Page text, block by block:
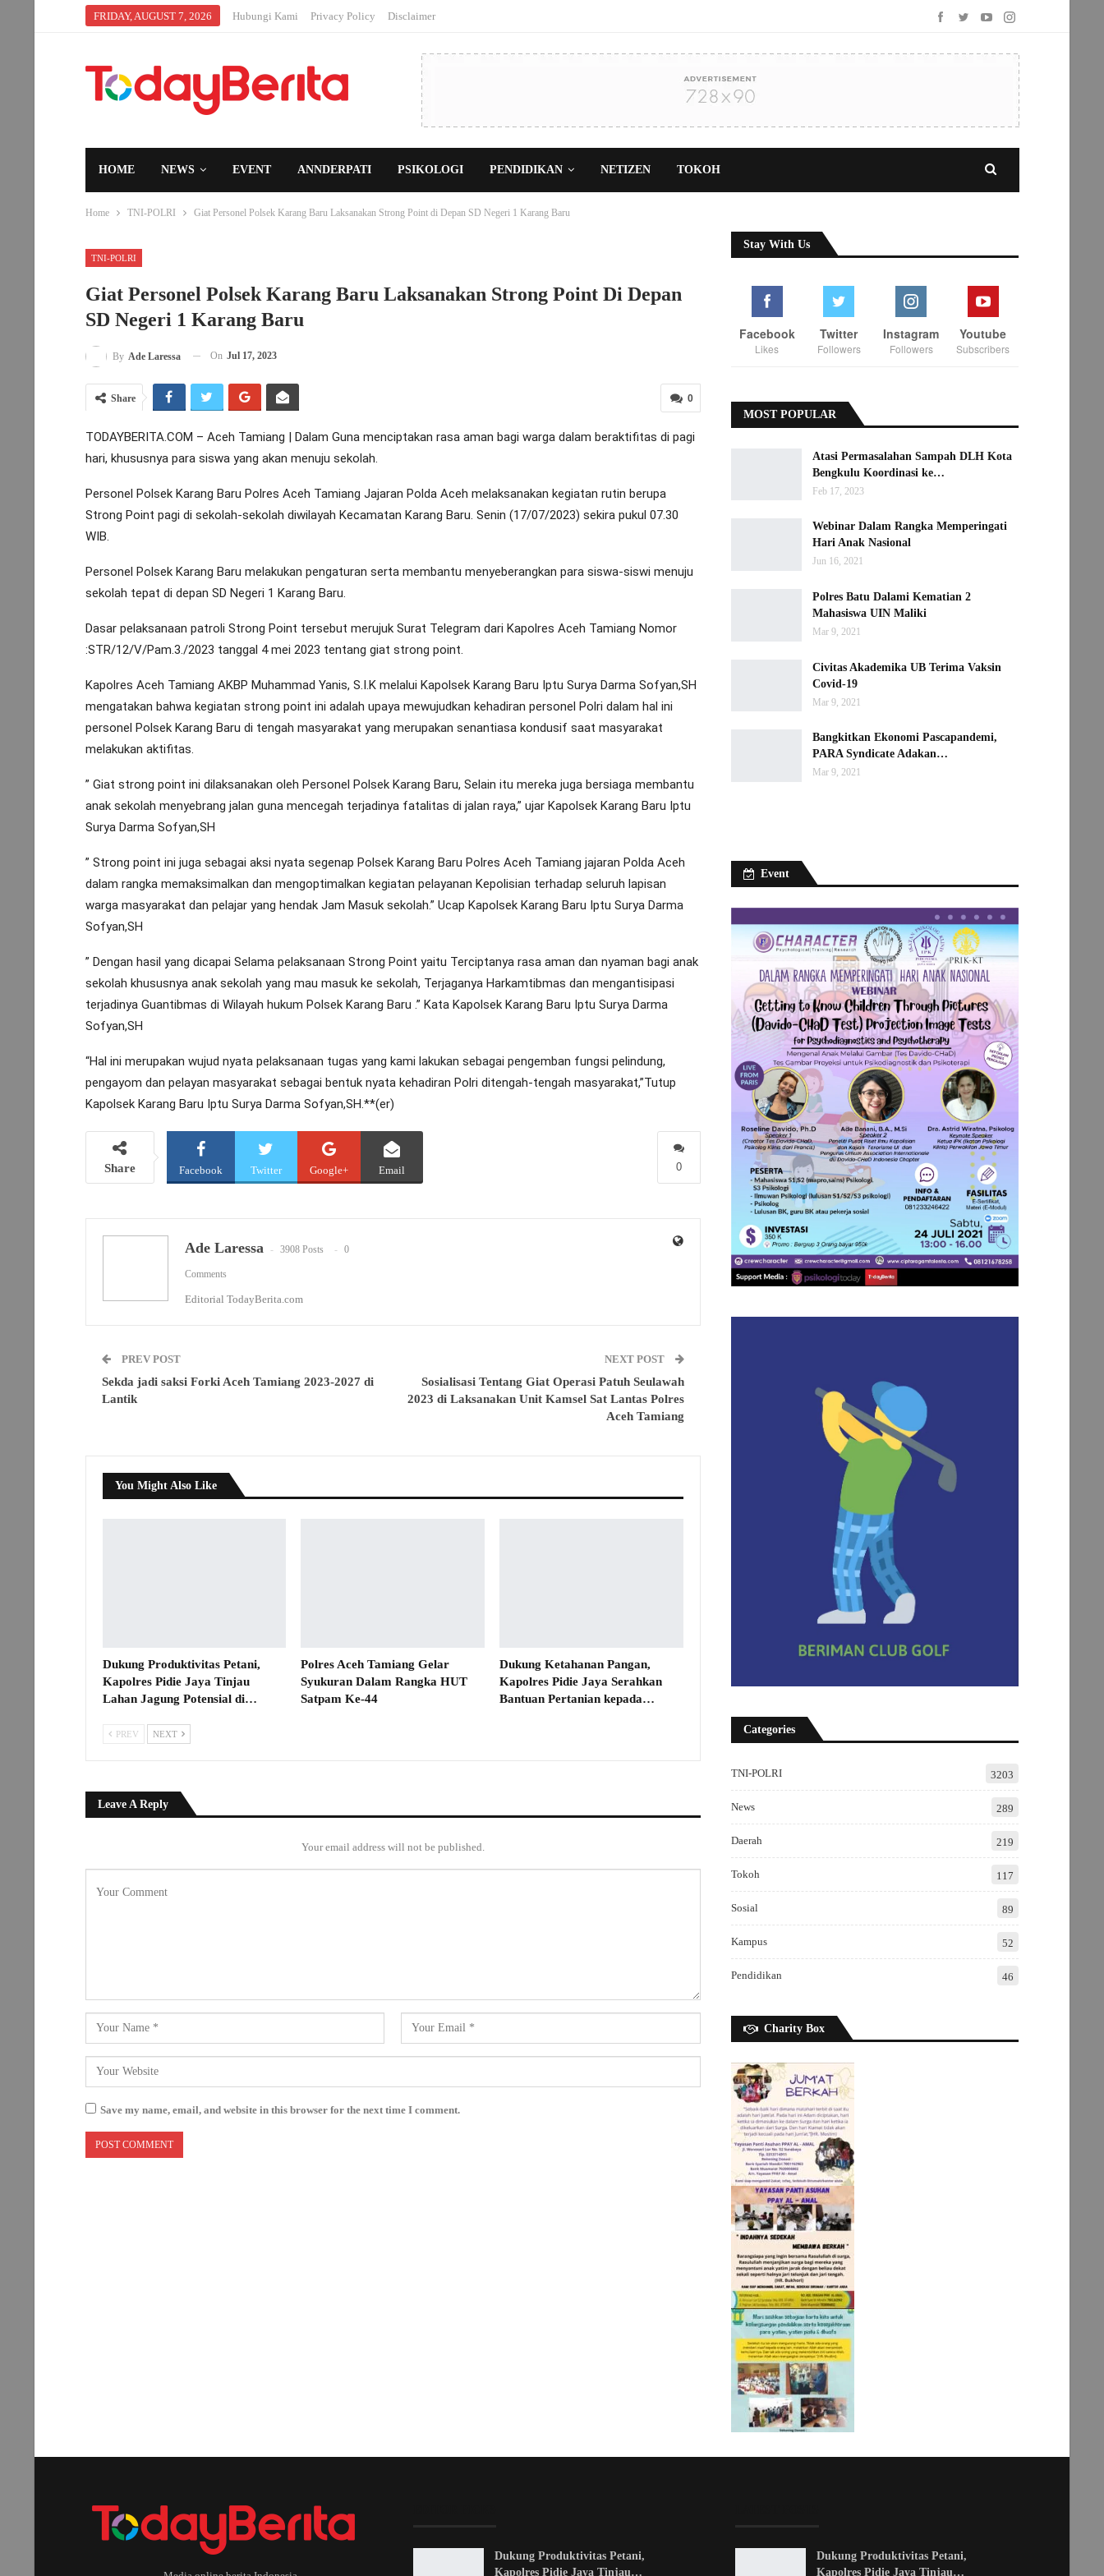
FRIDAY, AUGUST 7, 2026 Hubungi Kami Privacy Policy Disclaimer
HOME NEWS EVENT ANNDERPATI PSIKOLOGI PENDIDIKAN NETIZEN TOKOH
Home TNI-POLRI Giat Personel Polsek Karang Baru Laksanakan Strong Point di Depan SD Negeri 1 Karang Baru
TNI-POLRI
Giat Personel Polsek Karang Baru Laksanakan Strong Point Di Depan
SD Negeri 1 Karang Baru
By Ade Laressa On Jul 17, 2023
0
Share
TODAYBERITA.COM – Aceh Tamiang | Dalam Guna menciptakan rasa aman bagi warga dalam beraktifitas di pagi
hari, khususnya para siswa yang akan menuju sekolah.
Personel Polsek Karang Baru Polres Aceh Tamiang Jajaran Polda Aceh melaksanakan kegiatan rutin berupa
Strong Point pagi di sekolah-sekolah diwilayah Kecamatan Karang Baru. Senin (17/07/2023) sekira pukul 07.30
WIB.
Personel Polsek Karang Baru melakukan pengaturan serta membantu menyeberangkan para siswa-siswi menuju
sekolah tepat di depan SD Negeri 1 Karang Baru.
Dasar pelaksanaan patroli Strong Point tersebut merujuk Surat Telegram dari Kapolres Aceh Tamiang Nomor
:STR/12/V/Pam.3./2023 tanggal 4 mei 2023 tentang giat strong point.
Kapolres Aceh Tamiang AKBP Muhammad Yanis, S.I.K melalui Kapolsek Karang Baru Iptu Surya Darma Sofyan,SH
mengatakan bahwa kegiatan strong point ini adalah upaya mewujudkan kehadiran personel Polri dalam hal ini
personel Polsek Karang Baru di tengah masyarakat yang merupakan senantiasa kondusif saat masyarakat
melakukan aktifitas.
” Giat strong point ini dilaksanakan oleh Personel Polsek Karang Baru, Selain itu mereka juga bersiaga membantu
anak sekolah menyebrang jalan guna mencegah terjadinya fatalitas di jalan raya,” ujar Kapolsek Karang Baru Iptu
Surya Darma Sofyan,SH
” Strong point ini juga sebagai aksi nyata segenap Polsek Karang Baru Polres Aceh Tamiang jajaran Polda Aceh
dalam rangka memaksimalkan dan mengoptimalkan kegiatan pelayanan Kepolisian terhadap seluruh lapisan
warga masyarakat dan pelajar yang hendak Jam Masuk sekolah.” Ucap Kapolsek Karang Baru Iptu Surya Darma
Sofyan,SH
” Dengan hasil yang dicapai Selama pelaksanaan Strong Point yaitu Terciptanya rasa aman dan nyaman bagi anak
sekolah khususnya anak sekolah yang mau masuk ke sekolah, Terjaganya Harkamtibmas dan mengantisipasi
terjadinya Guantibmas di Wilayah hukum Polsek Karang Baru .” Kata Kapolsek Karang Baru Iptu Surya Darma
Sofyan,SH
“Hal ini merupakan wujud nyata pelaksanaan tugas yang kami lakukan sebagai pengemban fungsi pelindung,
pengayom dan pelayan masyarakat sebagai bentuk nyata kehadiran Polri ditengah-tengah masyarakat,”Tutup
Kapolsek Karang Baru Iptu Surya Darma Sofyan,SH.**(er)
0
Share Facebook Twitter Google+ Email
Ade Laressa 3908 Posts 0
Comments
Editorial TodayBerita.com
PREV POST
Sekda jadi saksi Forki Aceh Tamiang 2023-2027 di
Lantik
NEXT POST
Sosialisasi Tentang Giat Operasi Patuh Seulawah
2023 di Laksanakan Unit Kamsel Sat Lantas Polres
Aceh Tamiang
You Might Also Like
Dukung Produktivitas Petani,
Kapolres Pidie Jaya Tinjau
Lahan Jagung Potensial di…
Polres Aceh Tamiang Gelar
Syukuran Dalam Rangka HUT
Satpam Ke-44
Dukung Ketahanan Pangan,
Kapolres Pidie Jaya Serahkan
Bantuan Pertanian kepada…
PREV NEXT
Leave A Reply
Your email address will not be published.
Save my name, email, and website in this browser for the next time I comment.
Stay With Us
Facebook
Likes
Twitter
Followers
Instagram
Followers
Youtube
Subscribers
MOST POPULAR
Atasi Permasalahan Sampah DLH Kota
Bengkulu Koordinasi ke…
Feb 17, 2023
Webinar Dalam Rangka Memperingati
Hari Anak Nasional
Jun 16, 2021
Polres Batu Dalami Kematian 2
Mahasiswa UIN Maliki
Mar 9, 2021
Civitas Akademika UB Terima Vaksin
Covid-19
Mar 9, 2021
Bangkitkan Ekonomi Pascapandemi,
PARA Syndicate Adakan…
Mar 9, 2021
Event
Categories
TNI-POLRI 3203
News 289
Daerah 219
Tokoh 117
Sosial 89
Kampus 52
Pendidikan 46
Charity Box
Dukung Produktivitas Petani,
Kapolres Pidie Jaya Tinjau…
Dukung Produktivitas Petani,
Kapolres Pidie Jaya Tinjau…